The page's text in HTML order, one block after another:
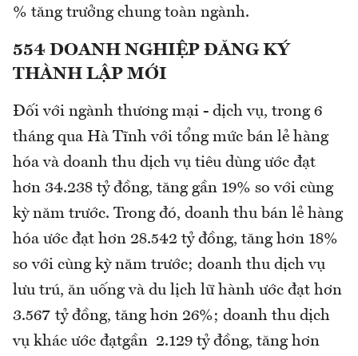
% tăng trưởng chung toàn ngành.
554 DOANH NGHIỆP ĐĂNG KÝ
THÀNH LẬP MỚI
Đối với ngành thương mại - dịch vụ, trong 6
tháng qua Hà Tĩnh với tổng mức bán lẻ hàng
hóa và doanh thu dịch vụ tiêu dùng ước đạt
hơn 34.238 tỷ đồng, tăng gần 19% so với cùng
kỳ năm trước. Trong đó, doanh thu bán lẻ hàng
hóa ước đạt hơn 28.542 tỷ đồng, tăng hơn 18%
so với cùng kỳ năm trước; doanh thu dịch vụ
lưu trú, ăn uống và du lịch lữ hành ước đạt hơn
3.567 tỷ đồng, tăng hơn 26%; doanh thu dịch
vụ khác ước đạtgần 2.129 tỷ đồng, tăng hơn